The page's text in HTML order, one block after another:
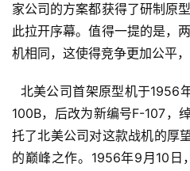
家公司的方案都获得了研制原
此拉开序幕。值得一提的是，
机相同，这使得竞争更加公平，
北美公司首架原型机于1956
100B，后改为新编号F-107，
托了北美公司对这款战机的厚
的巅峰之作。1956年9月10日